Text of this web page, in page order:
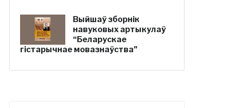
Выйшаў зборнік
навуковых артыкулаў
“Беларускае
гістарычнае мовазнаўства”